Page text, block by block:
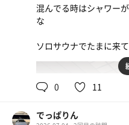
混んでる時はシャワー
な
ソロサウナでたまに来
0 11
でっぱりん